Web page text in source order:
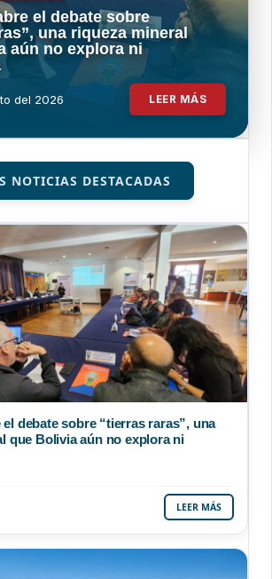
el debate sobre
una riqueza mineral
aún no explora ni
del 2026 LEER MÁS
NOTICIAS DESTACADAS
el debate sobre “tierras raras”, una
que Bolivia aún no explora ni
LEER MÁS